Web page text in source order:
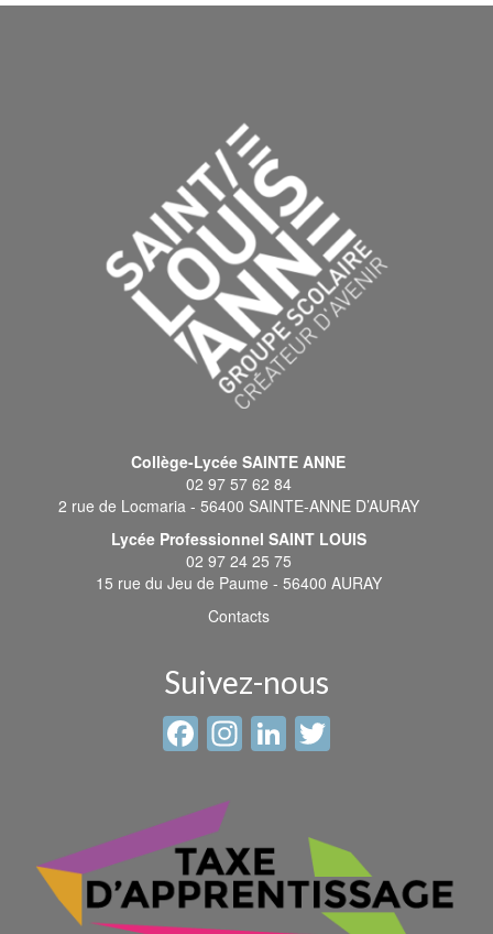
Collège-Lycée SAINTE ANNE
02 97 57 62 84
2 rue de Locmaria - 56400 SAINTE-ANNE D’AURAY
Lycée Professionnel SAINT LOUIS
02 97 24 25 75
15 rue du Jeu de Paume - 56400 AURAY
Contacts
Suivez-nous
Facebook
Instagram
LinkedIn